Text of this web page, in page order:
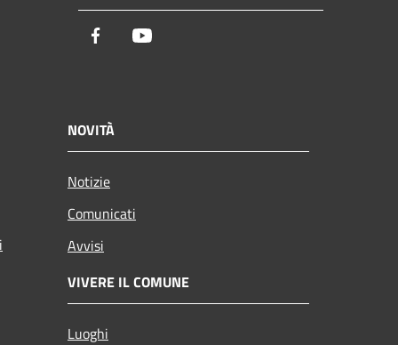
Facebook
NOVITÀ
Notizie
Comunicati
Avvisi
VIVERE IL COMUNE
Luoghi